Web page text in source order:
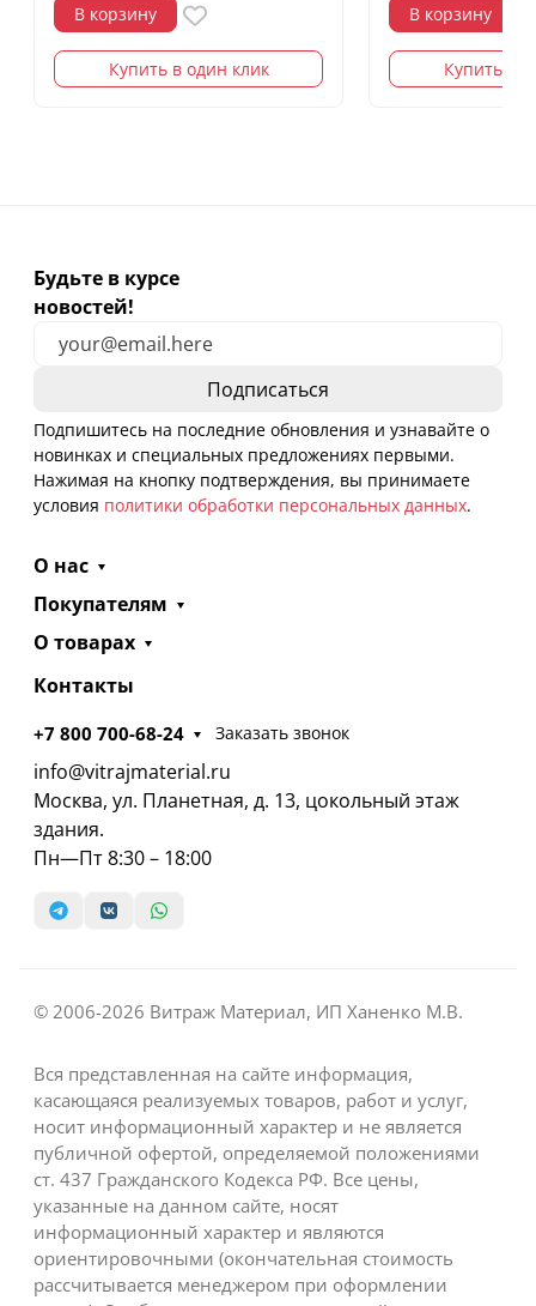
В корзину
Купить в один клик
В корзину
Купить в
Будьте в курсе
новостей!
Подпишитесь на последние обновления и узнавайте о
новинках и специальных предложениях первыми.
Нажимая на кнопку подтверждения, вы принимаете
условия политики обработки персональных данных.
О нас
Покупателям
О товарах
Контакты
+7 800 700-68-24 Заказать звонок
info@vitrajmaterial.ru
Москва, ул. Планетная, д. 13, цокольный этаж
здания.
Пн—Пт 8:30 – 18:00
© 2006-2026 Витраж Материал, ИП Ханенко М.В.
Вся представленная на сайте информация,
касающаяся реализуемых товаров, работ и услуг,
носит информационный характер и не является
публичной офертой, определяемой положениями
ст. 437 Гражданского Кодекса РФ. Все цены,
указанные на данном сайте, носят
информационный характер и являются
ориентировочными (окончательная стоимость
рассчитывается менеджером при оформлении